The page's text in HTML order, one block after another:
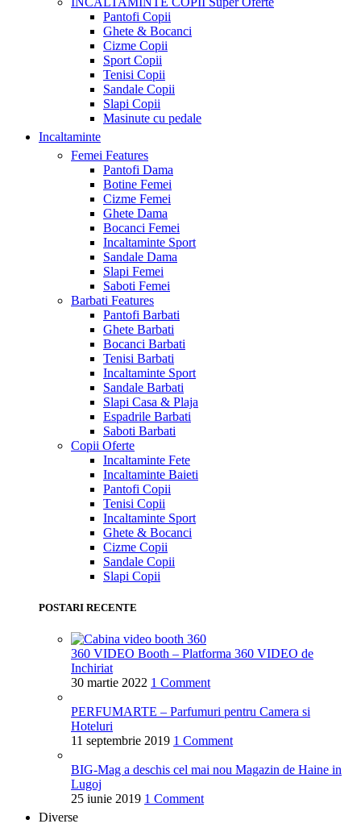
Pantofi Copii
Ghete & Bocanci
Cizme Copii
Sport Copii
Tenisi Copii
Sandale Copii
Slapi Copii
Masinute cu pedale
Incaltaminte
Femei Features
Pantofi Dama
Botine Femei
Cizme Femei
Ghete Dama
Bocanci Femei
Incaltaminte Sport
Sandale Dama
Slapi Femei
Saboti Femei
Barbati Features
Pantofi Barbati
Ghete Barbati
Bocanci Barbati
Tenisi Barbati
Incaltaminte Sport
Sandale Barbati
Slapi Casa & Plaja
Espadrile Barbati
Saboti Barbati
Copii Oferte
Incaltaminte Fete
Incaltaminte Baieti
Pantofi Copii
Tenisi Copii
Incaltaminte Sport
Ghete & Bocanci
Cizme Copii
Sandale Copii
Slapi Copii
POSTARI RECENTE
360 VIDEO Booth – Platforma 360 VIDEO de
Inchiriat
30 martie 2022 1 Comment
PERFUMARTE – Parfumuri pentru Camera si
Hoteluri
11 septembrie 2019 1 Comment
BIG-Mag a deschis cel mai nou Magazin de Haine in
Lugoj
25 iunie 2019 1 Comment
Diverse